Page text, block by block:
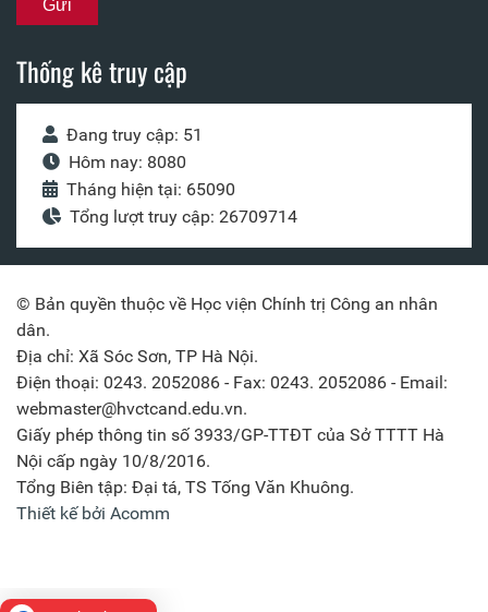
Thống kê truy cập
Đang truy cập: 51
Hôm nay: 8080
Tháng hiện tại: 65090
Tổng lượt truy cập: 26709714
© Bản quyền thuộc về Học viện Chính trị Công an nhân
dân.
Địa chỉ: Xã Sóc Sơn, TP Hà Nội.
Điện thoại: 0243. 2052086 - Fax: 0243. 2052086 - Email:
webmaster@hvctcand.edu.vn.
Giấy phép thông tin số 3933/GP-TTĐT của Sở TTTT Hà
Nội cấp ngày 10/8/2016.
Tổng Biên tập: Đại tá, TS Tống Văn Khuông.
Thiết kế bởi Acomm